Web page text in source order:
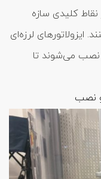
نقاط کلیدی سازه
ایزولاتورهای لرزه‌ای
نصب می‌شوند تا